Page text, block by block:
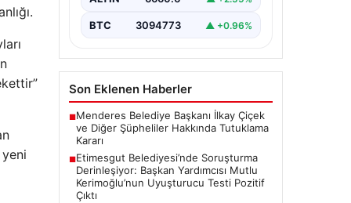
Çıktı
isimlerinden Belediye…
BTC 3094773 ▲ +0.96%
Son Eklenen Haberler
■Menderes Belediye Başkanı İlkay Çiçek
ve Diğer Şüpheliler Hakkında Tutuklama
Kararı
■Etimesgut Belediyesi’nde Soruşturma
Derinleşiyor: Başkan Yardımcısı Mutlu
Kerimoğlu’nun Uyuşturucu Testi Pozitif
Çıktı